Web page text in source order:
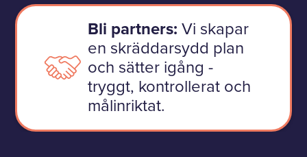
Bli partners: Vi skapar
en skräddarsydd plan
och sätter igång -
tryggt, kontrollerat och
målinriktat.